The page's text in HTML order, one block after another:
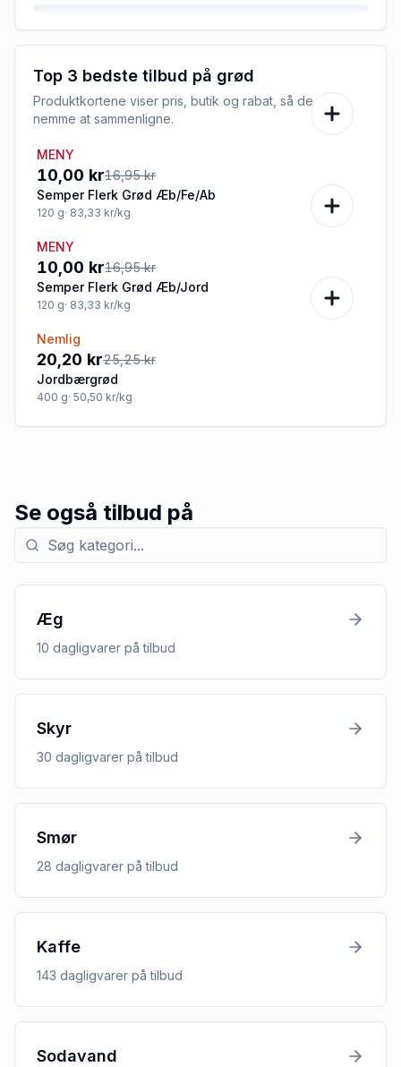
Top 3 bedste tilbud på grød
Produktkortene viser pris, butik og rabat, så de er
nemme at sammenligne.
-41%
MENY
10,00 kr16,95 kr
Semper Flerk Grød Æb/Fe/Ab
120 g· 83,33 kr/kg
-41%
MENY
10,00 kr16,95 kr
Semper Flerk Grød Æb/Jord
120 g· 83,33 kr/kg
-20%
Nemlig
20,20 kr25,25 kr
Jordbærgrød
400 g· 50,50 kr/kg
Se også tilbud på
Søg efter kategori med tilbud
Æg
10 dagligvarer på tilbud
Skyr
30 dagligvarer på tilbud
Smør
28 dagligvarer på tilbud
Kaffe
143 dagligvarer på tilbud
Sodavand